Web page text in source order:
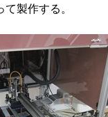
製作する。